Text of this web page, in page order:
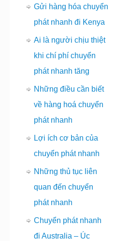
Gửi hàng hóa chuyển
phát nhanh đi Kenya
Ai là người chịu thiệt
khi chí phí chuyển
phát nhanh tăng
Những điều cần biết
về hàng hoá chuyển
phát nhanh
Lợi ích cơ bản của
chuyển phát nhanh
Những thủ tục liên
quan đến chuyển
phát nhanh
Chuyển phát nhanh
đi Australia – Úc